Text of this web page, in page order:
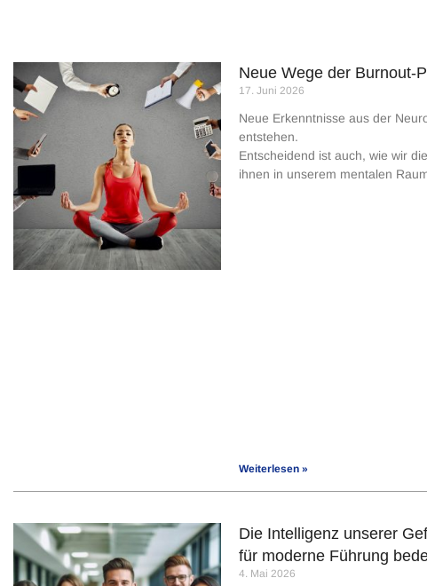
Neue Wege der Burnout-
17. Juni 2026
Neue Erkenntnisse aus der
entstehen.
Entscheidend ist auch, wie wir
ihnen in unserem mentalen
Weiterlesen »
Die Intelligenz unserer
für moderne Führung
4. Mai 2026